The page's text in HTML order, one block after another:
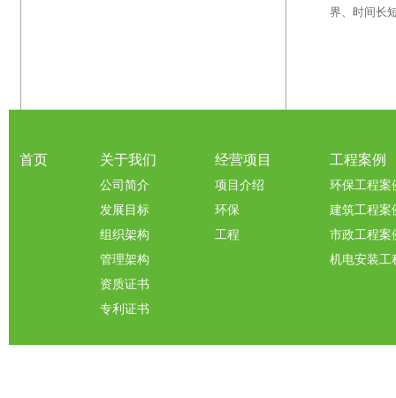
界、时间长
首页 关于我们
公司简介
发展目标
组织架构
管理架构
资质证书
专利证书
经营项目
项目介绍
环保
工程
工程案例
环保工程案
建筑工程案
市政工程案
机电安装工